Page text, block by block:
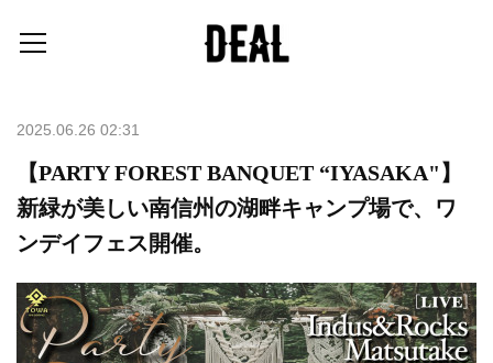
2025.06.26 02:31
【PARTY FOREST BANQUET “IYASAKA"】
新緑が美しい南信州の湖畔キャンプ場で、ワ
ンデイフェス開催。